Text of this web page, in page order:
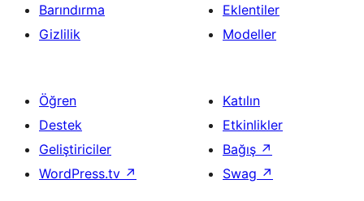
Barındırma
Gizlilik
Eklentiler
Modeller
Öğren
Destek
Geliştiriciler
WordPress.tv ↗
Katılın
Etkinlikler
Bağış ↗
Swag ↗